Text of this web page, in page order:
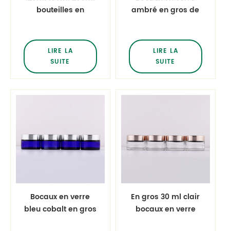
bouteilles en
bouteilles de toner
de lotion de
shampooing de
brouillard
LIRE LA
SUITE
ambré en gros de
rose Crème pour le
visage Crème pour
les yeux Bouteilles
Bocaux en verre
LIRE LA
SUITE
Bocaux en verre
bleu cobalt en gros
En gros 30 ml clair
bocaux en verre